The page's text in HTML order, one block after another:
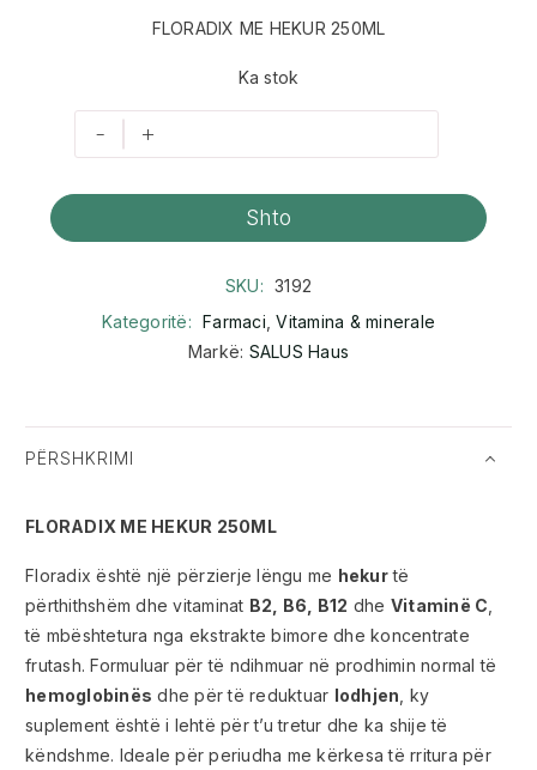
FLORADIX ME HEKUR 250ML
Ka stok
- +
Shto
SKU: 3192
Kategoritë: Farmaci ,Vitamina & minerale
Markë: SALUS Haus
PËRSHKRIMI
FLORADIX ME HEKUR 250ML
Floradix është një përzierje lëngu me hekurtë
përthithshëm dhe vitaminat B2, B6, B12 dhe Vitaminë C
të mbështetura nga ekstrakte bimore dhe koncentrate
frutash. Formuluar për të ndihmuar në prodhimin normal të
hemoglobinës dhe për të reduktuar lodhjen , ky
suplement është i lehtë për t’u tretur dhe ka shije të
këndshme. Ideale për periudha me kërkesa të rritura për